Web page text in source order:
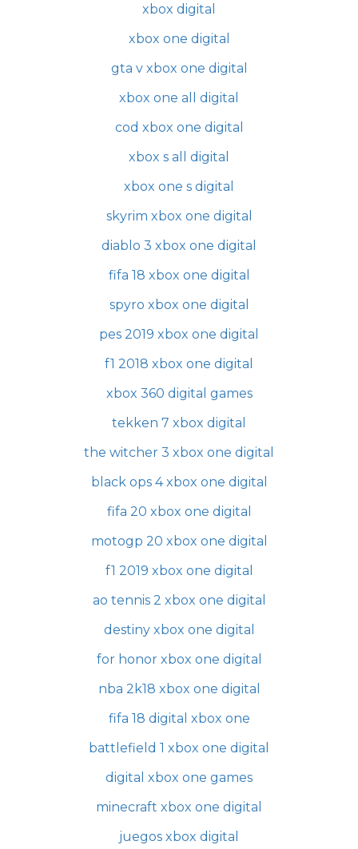
xbox digital
xbox one digital
gta v xbox one digital
xbox one all digital
cod xbox one digital
xbox s all digital
xbox one s digital
skyrim xbox one digital
diablo 3 xbox one digital
fifa 18 xbox one digital
spyro xbox one digital
pes 2019 xbox one digital
f1 2018 xbox one digital
xbox 360 digital games
tekken 7 xbox digital
the witcher 3 xbox one digital
black ops 4 xbox one digital
fifa 20 xbox one digital
motogp 20 xbox one digital
f1 2019 xbox one digital
ao tennis 2 xbox one digital
destiny xbox one digital
for honor xbox one digital
nba 2k18 xbox one digital
fifa 18 digital xbox one
battlefield 1 xbox one digital
digital xbox one games
minecraft xbox one digital
juegos xbox digital